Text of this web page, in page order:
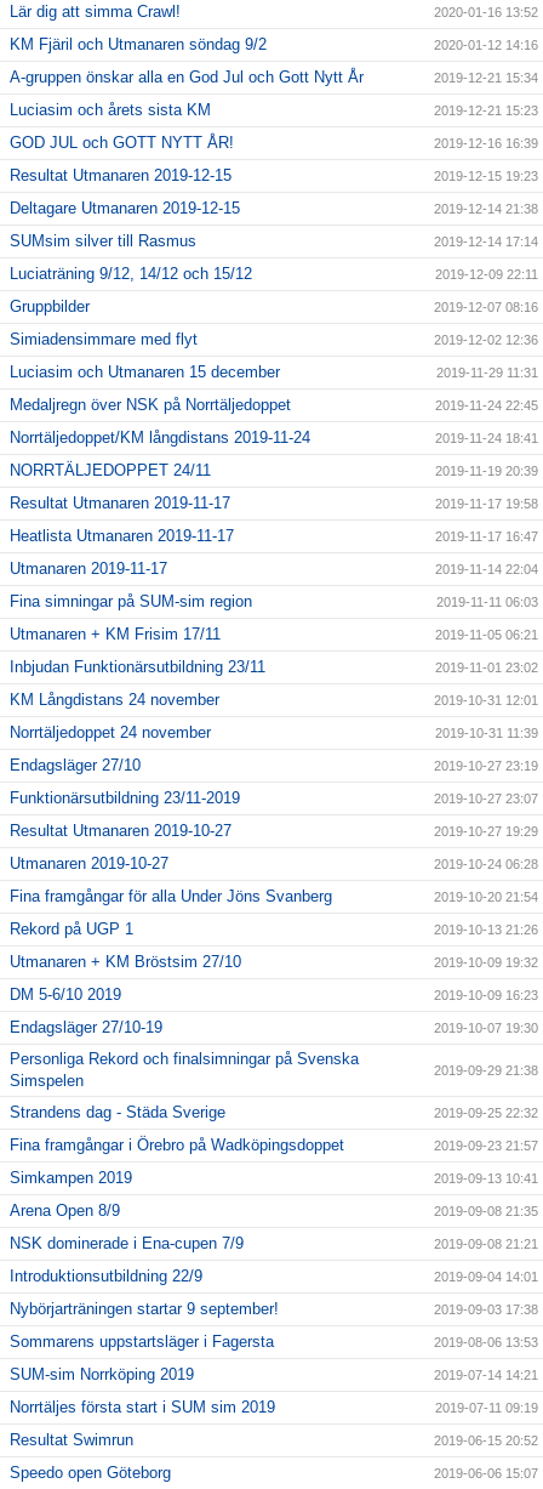
Lär dig att simma Crawl! 2020-01-16 13:52
KM Fjäril och Utmanaren söndag 9/2 2020-01-12 14:16
A-gruppen önskar alla en God Jul och Gott Nytt År 2019-12-21 15:34
Luciasim och årets sista KM 2019-12-21 15:23
GOD JUL och GOTT NYTT ÅR! 2019-12-16 16:39
Resultat Utmanaren 2019-12-15 2019-12-15 19:23
Deltagare Utmanaren 2019-12-15 2019-12-14 21:38
SUMsim silver till Rasmus 2019-12-14 17:14
Luciaträning 9/12, 14/12 och 15/12 2019-12-09 22:11
Gruppbilder 2019-12-07 08:16
Simiadensimmare med flyt 2019-12-02 12:36
Luciasim och Utmanaren 15 december 2019-11-29 11:31
Medaljregn över NSK på Norrtäljedoppet 2019-11-24 22:45
Norrtäljedoppet/KM långdistans 2019-11-24 2019-11-24 18:41
NORRTÄLJEDOPPET 24/11 2019-11-19 20:39
Resultat Utmanaren 2019-11-17 2019-11-17 19:58
Heatlista Utmanaren 2019-11-17 2019-11-17 16:47
Utmanaren 2019-11-17 2019-11-14 22:04
Fina simningar på SUM-sim region 2019-11-11 06:03
Utmanaren + KM Frisim 17/11 2019-11-05 06:21
Inbjudan Funktionärsutbildning 23/11 2019-11-01 23:02
KM Långdistans 24 november 2019-10-31 12:01
Norrtäljedoppet 24 november 2019-10-31 11:39
Endagsläger 27/10 2019-10-27 23:19
Funktionärsutbildning 23/11-2019 2019-10-27 23:07
Resultat Utmanaren 2019-10-27 2019-10-27 19:29
Utmanaren 2019-10-27 2019-10-24 06:28
Fina framgångar för alla Under Jöns Svanberg 2019-10-20 21:54
Rekord på UGP 1 2019-10-13 21:26
Utmanaren + KM Bröstsim 27/10 2019-10-09 19:32
DM 5-6/10 2019 2019-10-09 16:23
Endagsläger 27/10-19 2019-10-07 19:30
Personliga Rekord och finalsimningar på Svenska
Simspelen
2019-09-29 21:38
Strandens dag - Städa Sverige 2019-09-25 22:32
Fina framgångar i Örebro på Wadköpingsdoppet 2019-09-23 21:57
Simkampen 2019 2019-09-13 10:41
Arena Open 8/9 2019-09-08 21:35
NSK dominerade i Ena-cupen 7/9 2019-09-08 21:21
Introduktionsutbildning 22/9 2019-09-04 14:01
Nybörjarträningen startar 9 september! 2019-09-03 17:38
Sommarens uppstartsläger i Fagersta 2019-08-06 13:53
SUM-sim Norrköping 2019 2019-07-14 14:21
Norrtäljes första start i SUM sim 2019 2019-07-11 09:19
Resultat Swimrun 2019-06-15 20:52
Speedo open Göteborg 2019-06-06 15:07